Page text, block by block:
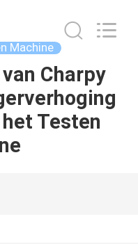
Machine
Charpy
Testen